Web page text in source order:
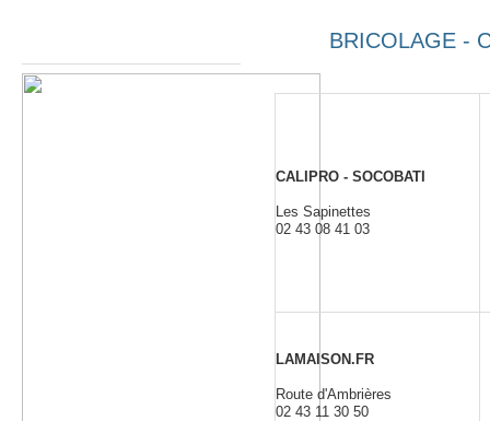
BRICOLAGE -
CALIPRO- SOCOBATI
Les Sapinettes
02 43 08 41 03
LAMAISON.FR
Route d'Ambrières
02 43 11 30 50